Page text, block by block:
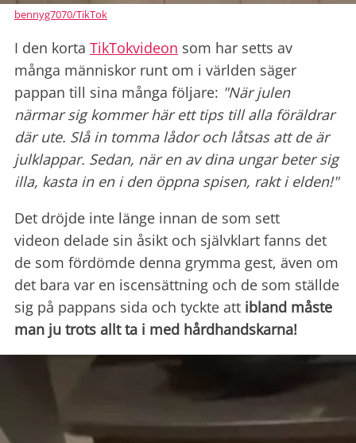
bennyg7070/TikTok
I den korta TikTokvideon som har setts av
många människor runt om i världen säger
pappan till sina många följare: "När julen
närmar sig kommer här ett tips till alla föräldrar
där ute. Slå in tomma lådor och låtsas att de är
julklappar. Sedan, när en av dina ungar beter sig
illa, kasta in en i den öppna spisen, rakt i elden!"
Det dröjde inte länge innan de som sett
videon delade sin åsikt och självklart fanns det
de som fördömde denna grymma gest, även om
det bara var en iscensättning och de som ställde
sig på pappans sida och tyckte att ibland måste
man ju trots allt ta i med hårdhandskarna!